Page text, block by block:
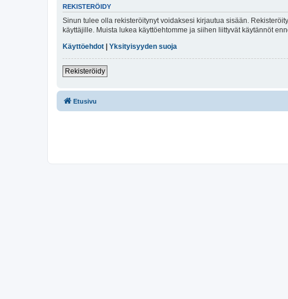
REKISTERÖIDY
Sinun tulee olla rekisteröitynyt voidaksesi kirjautua sisään.
käyttäjille. Muista lukea käyttöehtomme ja siihen liittyvät käytännöt
Käyttöehdot | Yksityisyyden suoja
Rekisteröidy
Etusivu